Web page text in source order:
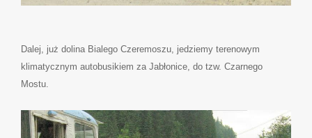
Dalej, już dolina Bialego Czeremoszu, jedziemy terenowym
klimatycznym autobusikiem za Jabłonice, do tzw. Czarnego
Mostu.